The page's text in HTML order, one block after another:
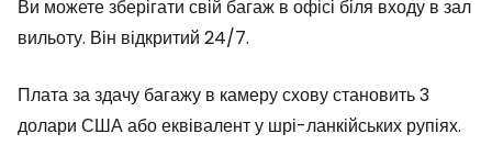
Ви можете зберігати свій багаж в офісі біля входу в зал
вильоту. Він відкритий 24/7.
Плата за здачу багажу в камеру схову становить 3
долари США або еквівалент у шрі-ланкійських рупіях.